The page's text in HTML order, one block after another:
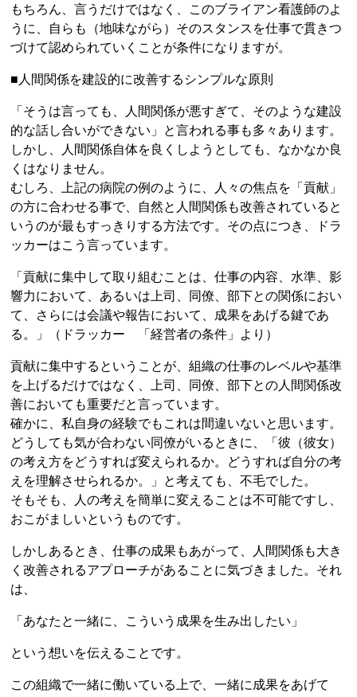
もちろん、言うだけではなく、このブライアン看護師のよ
うに、自らも（地味ながら）そのスタンスを仕事で貫きつ
づけて認められていくことが条件になりますが。
■人間関係を建設的に改善するシンプルな原則
「そうは言っても、人間関係が悪すぎて、そのような建設
的な話し合いができない」と言われる事も多々あります。
しかし、人間関係自体を良くしようとしても、なかなか良
くはなりません。
むしろ、上記の病院の例のように、人々の焦点を「貢献」
の方に合わせる事で、自然と人間関係も改善されていると
いうのが最もすっきりする方法です。その点につき、ドラ
ッカーはこう言っています。
「貢献に集中して取り組むことは、仕事の内容、水準、影
響力において、あるいは上司、同僚、部下との関係におい
て、さらには会議や報告において、成果をあげる鍵であ
る。」（ドラッカー 「経営者の条件」より）
貢献に集中するということが、組織の仕事のレベルや基準
を上げるだけではなく、上司、同僚、部下との人間関係改
善においても重要だと言っています。
確かに、私自身の経験でもこれは間違いないと思います。
どうしても気が合わない同僚がいるときに、「彼（彼女）
の考え方をどうすれば変えられるか。どうすれば自分の考
えを理解させられるか。」と考えても、不毛でした。
そもそも、人の考えを簡単に変えることは不可能ですし、
おこがましいというものです。
しかしあるとき、仕事の成果もあがって、人間関係も大き
く改善されるアプローチがあることに気づきました。それ
は、
「あなたと一緒に、こういう成果を生み出したい」
という想いを伝えることです。
この組織で一緒に働いている上で、一緒に成果をあげて